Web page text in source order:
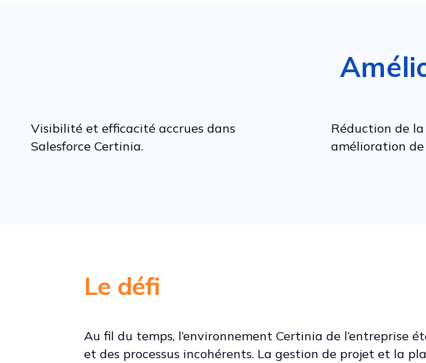
Visibilité et efficacité accrues dans
Salesforce Certinia.
Réduction de
amélioration de
Le défi
Au fil du temps, l’environnement Certinia de l’entreprise
et des processus incohérents. La gestion de projet et la